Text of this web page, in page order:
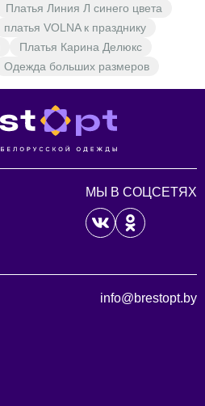
Платья Линия Л синего цвета
платья VOLNA к празднику
Платья Карина Делюкс
Одежда больших размеров
МЫ В СОЦСЕТЯХ
info@brestopt.by